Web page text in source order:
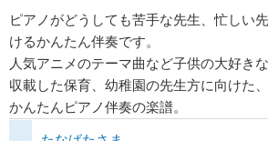
ピアノがどうしても苦手な先生、忙しい
けるかんたん伴奏です。
人気アニメのテーマ曲など子供の大好き
収載した保育、幼稚園の先生方に向けた
かんたんピアノ伴奏の楽譜。